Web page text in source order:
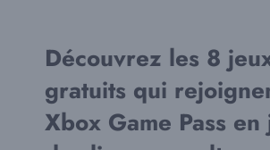
Découvrez les 8
gratuits qui
Xbox Game Pass